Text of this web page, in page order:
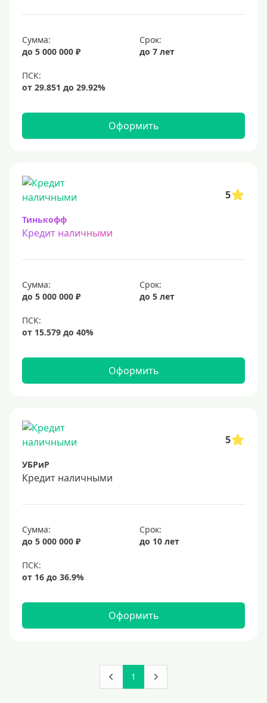
Сумма:
до 5 000 000 ₽
Срок:
до 7 лет
Оформить
5
Тинькофф
Кредит наличными
Сумма:
до 5 000 000 ₽
Срок:
до 5 лет
Оформить
5
УБРиР
Кредит наличными
Сумма:
до 5 000 000 ₽
Срок:
до 10 лет
Оформить
1